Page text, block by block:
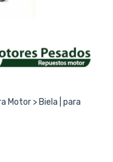
Motor > Biela | para